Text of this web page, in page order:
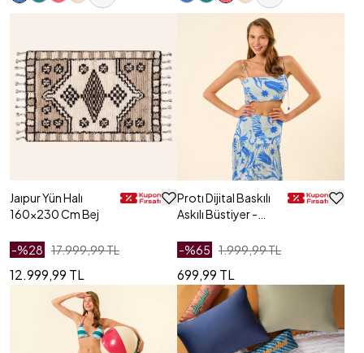
Jaıpur Yün Halı
160x230 Cm Bej
-%28 17.999,99 TL
12.999,99 TL
Protı Dijital Baskılı
Askılı Büstiyer -
-%65 1.999,99 TL
699,99 TL